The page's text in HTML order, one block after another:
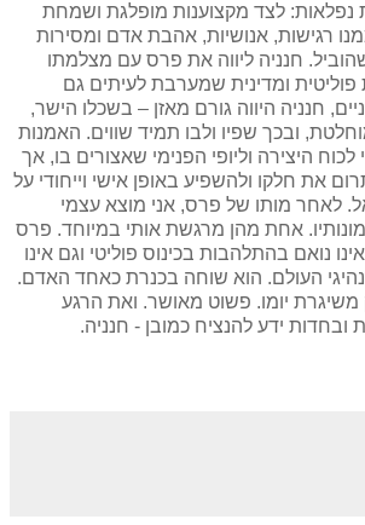
נפלאות: לצד מקצוענות מופלגת ושמחת
רגישות, אנושיות, אהבת אדם ומסירות
חנניה ליווה את פרס עם מצלמתו
ומדינית שמערבת לעיתים גם
חנניה היווה גורם מאזן – בשכלו הישר,
ובכך שפיו ולבו תמיד שווים. האמנות
לכוח היצירה וליופי הפנימי שאצורים בו, אך
את חלקו ולהשפיע באופן אישי וייחודי על
לאחר מותו של פרס, אני מוצא עצמי
אחת מהן מרגשת אותי במיוחד. פרס
נואם בהתלהבות בכינוס פוליטי וגם אינו
העולם. הוא שוחה בכנרת כאחד האדם.
משיגרת יומו. פשוט מאושר. ואת הרגע
ובחדות ידע להנציח כמובן - חנניה.